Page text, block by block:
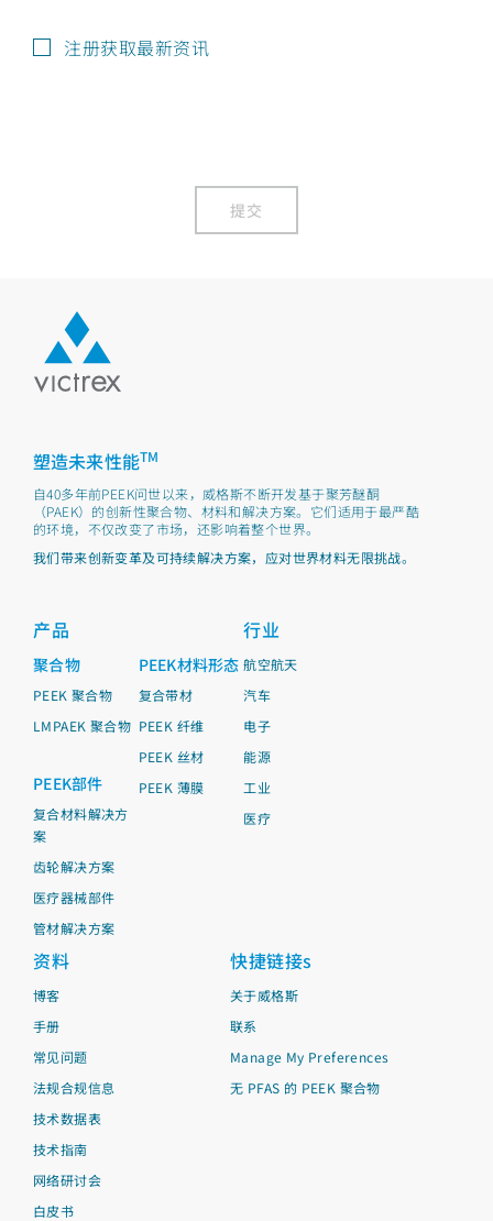
注册获取最新资讯
提交
塑造未来性能TM
自40多年前PEEK问世以来，威格斯不断开发基于聚芳醚酮
（PAEK）的创新性聚合物、材料和解决方案。它们适用于最严酷
的环境，不仅改变了市场，还影响着整个世界。
我们带来创新变革及可持续解决方案，应对世界材料无限挑战。
产品
聚合物
PEEK 聚合物
LMPAEK 聚合物
PEEK部件
复合材料解决方
案
齿轮解决方案
医疗器械部件
管材解决方案
PEEK材料形态
复合带材
PEEK 纤维
PEEK 丝材
PEEK 薄膜
行业
航空航天
汽车
电子
能源
工业
医疗
资料
博客
手册
常见问题
法规合规信息
技术数据表
技术指南
网络研讨会
白皮书
快捷链接s
关于威格斯
联系
Manage My Preferences
无 PFAS 的 PEEK 聚合物